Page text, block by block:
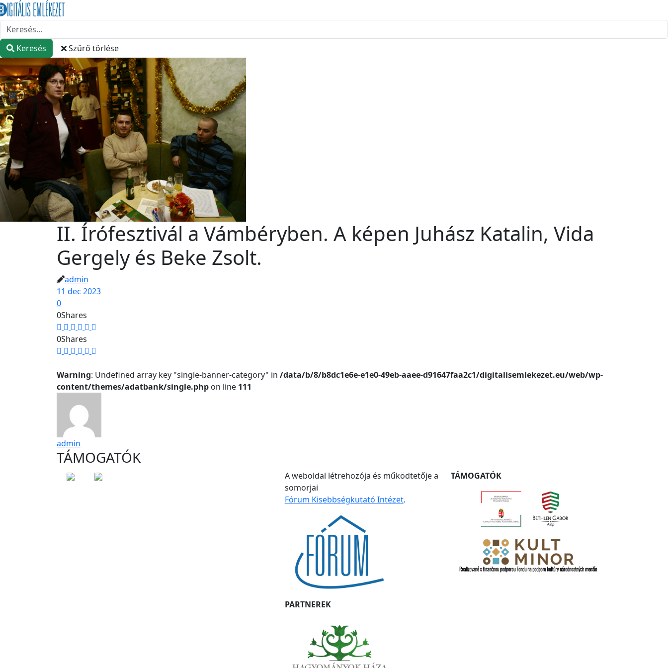
Keresés Szűrő törlése
II. Írófesztivál a Vámbéryben. A képen Juhász Katalin, Vida
Gergely és Beke Zsolt.
admin
11 dec 2023
0
0Shares
0Shares
Warning: Undefined array key "single-banner-category" in /data/b/8/b8dc1e6e-e1e0-49eb-aaee-d91647faa2c1/digitalisemlekezet.eu/web/wp-
content/themes/adatbank/single.php on line 111
admin
TÁMOGATÓK
A weboldal létrehozója és működtetője a
somorjai
Fórum Kisebbségkutató Intézet.
PARTNEREK
TÁMOGATÓK